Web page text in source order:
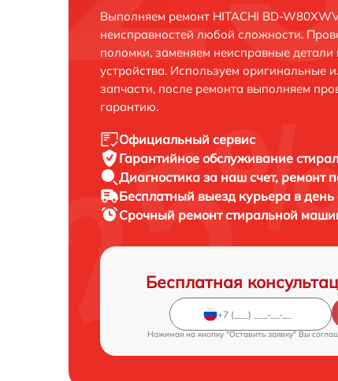
Выполняем ремонт HITACHI BD-
неисправностей любой сложности.
поломки, заменяем неисправные
устройства. Используем оригинальные
запчасти, после ремонта выполняем
гарантию.
Официальный сервис
Гарантийное обслуживание
Диагностика за наш счет, ремонт
Бесплатный выезд курьера в
Срочный ремонтстиральной
Бесплатная
Нажимая на кнопку "Оставить заявку" Вы